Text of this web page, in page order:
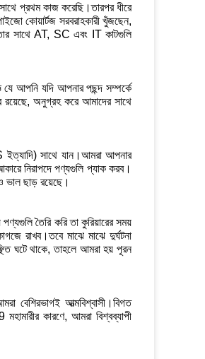
প্রথম কাজ করেছি।তারপর ধীরে
কোয়ার্টজ সরবরাহকারী খুঁজছেন,
সাথে AT, SC এবং IT কাটগুলি
আপনি যদি আপনার পছন্দ সম্পর্কে
রয়েছে, অনুগ্রহ করে আমাদের সাথে
ইত্যাদি) সাথে যান।আমরা আপনার
নিরাপদে পণ্যগুলি প্যাক করব।
ভাল ছাড় রয়েছে।
তৈরি করি তা কুরিয়ারের সময়
রাখব।তবে মাঝে মাঝে দুর্ঘটনা
ঘটে থাকে, তাহলে আমরা হয় পূরন
বেশিরভাগই আত্মবিশ্বাসী।বিগত
কারণে, আমরা বিশ্বব্যাপী